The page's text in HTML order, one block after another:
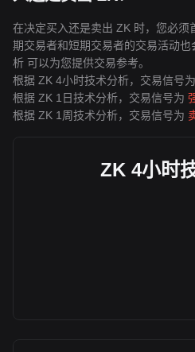
在决定买入还是卖出 ZK 时，您必须
期交易者和短期交易者的交易活动
析 可以为您提供交易参考。
根据 ZK 4小时技术分析，交易信号为
根据 ZK 1日技术分析，交易信号为
根据 ZK 1周技术分析，交易信号为
ZK 4小时